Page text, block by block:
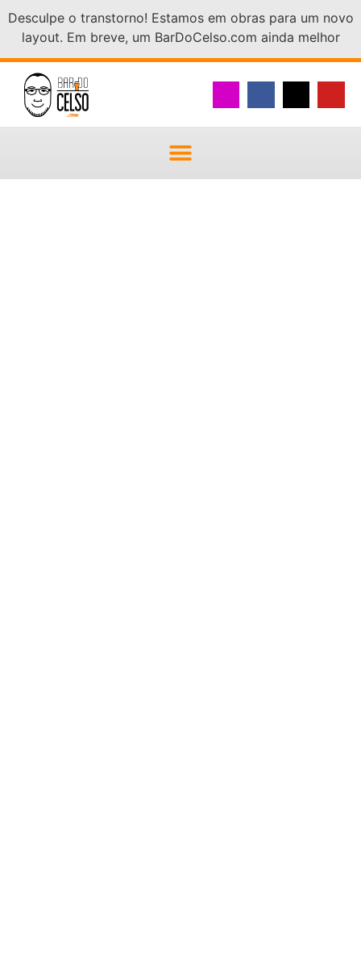
Desculpe o transtorno! Estamos em obras para um novo
layout. Em breve, um BarDoCelso.com ainda melhor